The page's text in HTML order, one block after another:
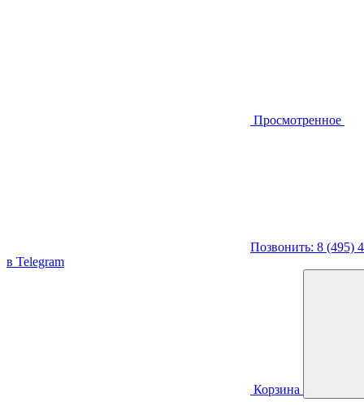
Просмотренное
Позвонить: 8 (495)
в Telegram
Корзина